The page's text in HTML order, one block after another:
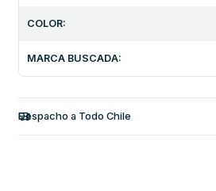
COLOR:
MARCA BUSCADA:
Despacho a Todo Chile